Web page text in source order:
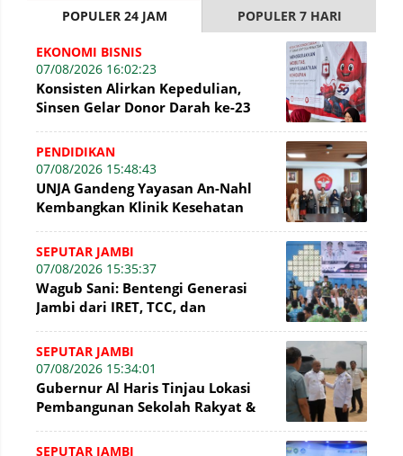
POPULER 24 JAM POPULER 7 HARI
EKONOMI BISNIS
07/08/2026 16:02:23
Konsisten Alirkan Kepedulian,
Sinsen Gelar Donor Darah ke-23
Sinsen
PENDIDIKAN
07/08/2026 15:48:43
UNJA Gandeng Yayasan An-Nahl
Kembangkan Klinik Kesehatan
SEPUTAR JAMBI
07/08/2026 15:35:37
Wagub Sani: Bentengi Generasi
Jambi dari IRET, TCC, dan
SEPUTAR JAMBI
07/08/2026 15:34:01
Gubernur Al Haris Tinjau Lokasi
Pembangunan Sekolah Rakyat &
Green City
SEPUTAR JAMBI